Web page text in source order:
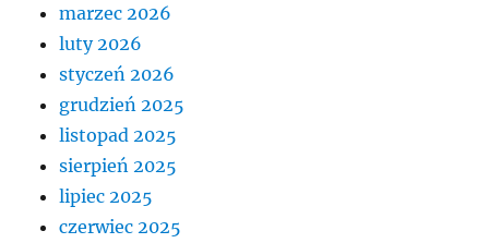
marzec 2026
luty 2026
styczeń 2026
grudzień 2025
listopad 2025
sierpień 2025
lipiec 2025
czerwiec 2025